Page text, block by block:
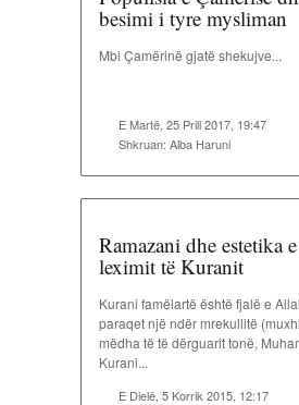
besimi i tyre mysliman
Mbi Çamërinë gjatë shekujve...
E Martë, 25 Prill 2017, 19:47
Shkruan: Alba Haruni
Ramazani dhe estetika e
leximit të Kuranit
Kurani famëlartë është fjalë e
paraqet një ndër mrekullitë
mëdha të të dërguarit tonë,
Kurani...
E Dielë, 5 Korrik 2015, 12:17